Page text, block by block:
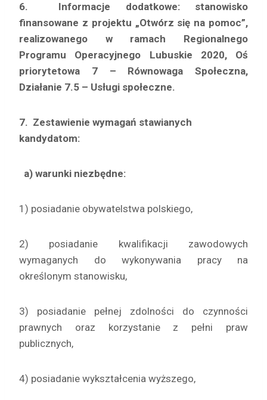
6. Informacje dodatkowe: stanowisko
finansowane z projektu „Otwórz się na pomoc”,
realizowanego w ramach Regionalnego
Programu Operacyjnego Lubuskie 2020, Oś
priorytetowa 7 – Równowaga Społeczna,
Działanie 7.5 – Usługi społeczne.
7. Zestawienie wymagań stawianych
kandydatom:
a) warunki niezbędne:
1) posiadanie obywatelstwa polskiego,
2) posiadanie kwalifikacji zawodowych
wymaganych do wykonywania pracy na
określonym stanowisku,
3) posiadanie pełnej zdolności do czynności
prawnych oraz korzystanie z pełni praw
publicznych,
4) posiadanie wykształcenia wyższego,